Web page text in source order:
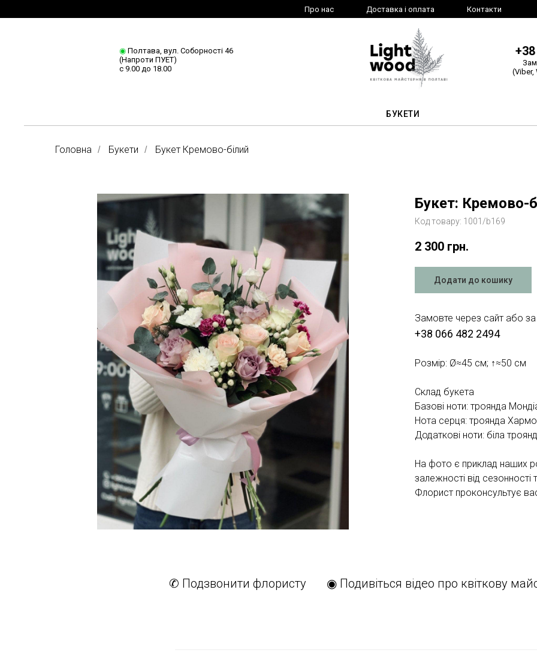
Про нас Доставка і оплата Контакти
◉Полтава, вул. Соборності 46
(Напроти ПУЕТ)
с 9.00 до 18.00
(Viber,
БУКЕТИ
Головна / Букети / Букет Кремово-білий
Букет: Кремово-
Код товару: 1001/b169
2 300 грн.
Додати до кошику
Замовте через сайт або
+38 066 482 2494
Розмір: Ø≈45 см; ↑≈50 см
Склад букета
Базові ноти: троянда
Нота серця: троянда
Додаткові ноти: біла
На фото є приклад наших
залежності від
Флорист проконсультує
✆ Подзвонити флористу ◉ Подивіться відео про квіткову